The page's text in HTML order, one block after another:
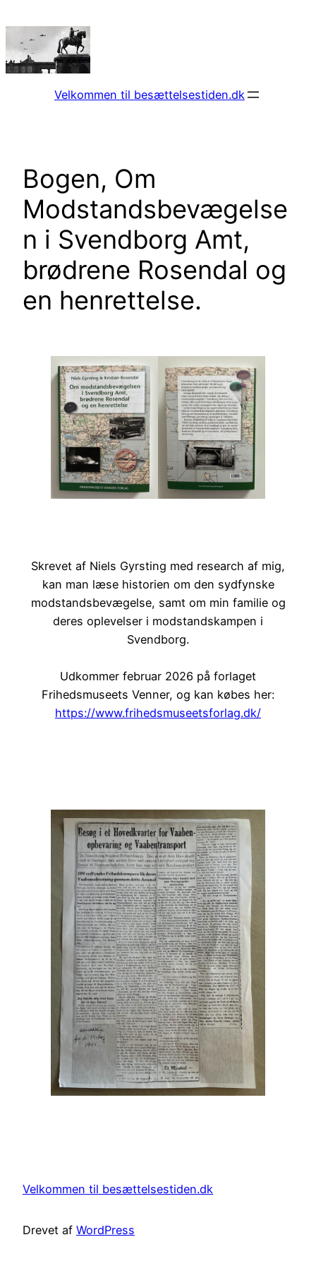
indhold
Velkommen til besættelsestiden.dk
Bogen, Om
Modstandsbevægelse
n i Svendborg Amt,
brødrene Rosendal og
en henrettelse.
Skrevet af Niels Gyrsting med research af mig,
kan man læse historien om den sydfynske
modstandsbevægelse, samt om min familie og
deres oplevelser i modstandskampen i
Svendborg.
Udkommer februar 2026 på forlaget
Frihedsmuseets Venner, og kan købes her:
https://www.frihedsmuseetsforlag.dk/
Velkommen til besættelsestiden.dk
Drevet af WordPress